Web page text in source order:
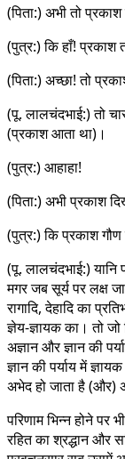
(पिता:) अभी तो
(पुत्र:) कि हाँ! प्रकाश
(पिता:) अच्छा! तो
(पू. लालचंदभाई:) तो
(प्रकाश आता था)।
(पुत्र:) आहाहा!
(पिता:) अभी प्रकाश
(पुत्र:) कि प्रकाश गौण
(पू. लालचंदभाई:) यानि
मगर जब सूर्य पर लक्ष
रागादि, देहादि का
ज्ञेय-ज्ञायक का। तो जो
अज्ञान और ज्ञान की
ज्ञान की पर्याय में
अभेद हो जाता है (और)
परिणाम भिन्न होने
रहित का श्रद्धान और